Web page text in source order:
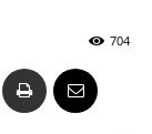
704